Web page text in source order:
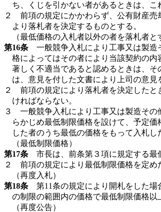
ち、くじを引かない者があるときは、
２ 前項の規定にかかわらず、公有財産売
より落札者を決定するものとする。
（最低価格の入札者以外の者を落札者と
第16条 一般競争入札により工事又は製造
格によってはその者により当該契約の
著しく不適当であると認めるときは、
は、意見を付した文書により上司の意見
２ 前項の規定により落札者を決定したと
ければならない。
３ 一般競争入札により工事又は製造その
らかじめ最低制限価格を設けて、予定
した者のうち最低の価格をもって入札し
（最低制限価格）
第17条 市長は、前条第３項に規定する最
２ 前項の規定により最低制限価格を定め
（再度入札）
第18条 第11条の規定により開札をした場
の制限の範囲内の価格で最低制限価格以
（再度公告）